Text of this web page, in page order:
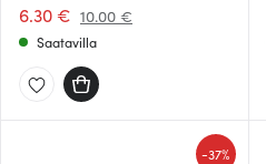
6.30 € 10.00 €
Saatavilla
-37%